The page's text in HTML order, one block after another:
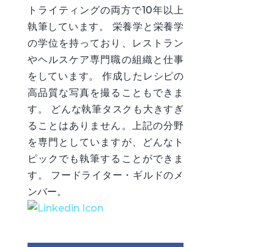
トライティングの両方で10年以上
執筆しています。 栄養学と栄養学
の学位を持っており、レストラン
やヘルスケア専門職の組織と仕事
をしています。 作成したレシピの
高品質な写真を撮ることもできま
す。 どんな執筆タスクも大きすぎ
ることはありません。上記の分野
を専門としていますが、どんなト
ピックでも執筆することができま
す。 フードライター・ギルドのメ
ンバー。